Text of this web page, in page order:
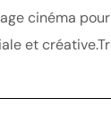
cinéma
et